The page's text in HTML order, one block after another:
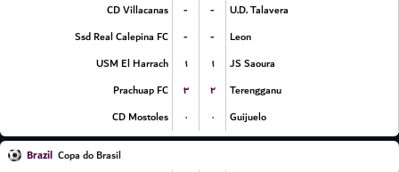
CD Villacanas
- -
U.D. Talavera
Ssd Real Calepina FC
- -
Leon
USM El Harrach
۱ ۱
JS Saoura
Prachuap FC
۳ ۲
Terengganu
CD Mostoles
۰ ۰ Guijuelo
Brazil Copa do Brasil